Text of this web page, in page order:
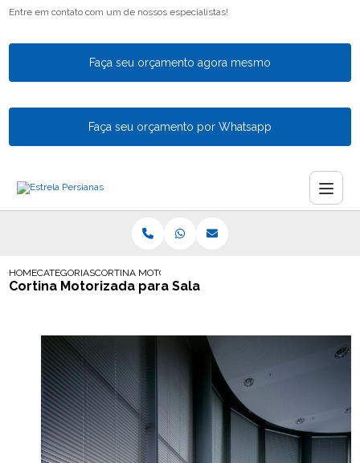
Entre em contato com um de nossos especialistas!
Faça seu orçamento agora mesmo
Faça seu orçamento por Whatsapp
HOMECATEGORIASCORTINA MOTORIZADA PARA SALA
Cortina Motorizada para Sala